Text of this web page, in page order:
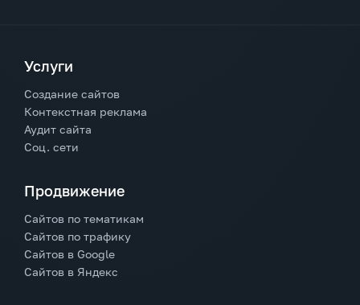
Услуги
Создание сайтов
Контекстная реклама
Аудит сайта
Соц. сети
Продвижение
Сайтов по тематикам
Сайтов по трафику
Сайтов в Google
Сайтов в Яндекс